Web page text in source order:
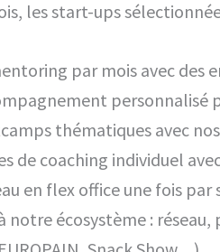
les start-ups
par mois avec des
thématiques avec
de coaching individuel
en flex office une fois par
à notre écosystème :